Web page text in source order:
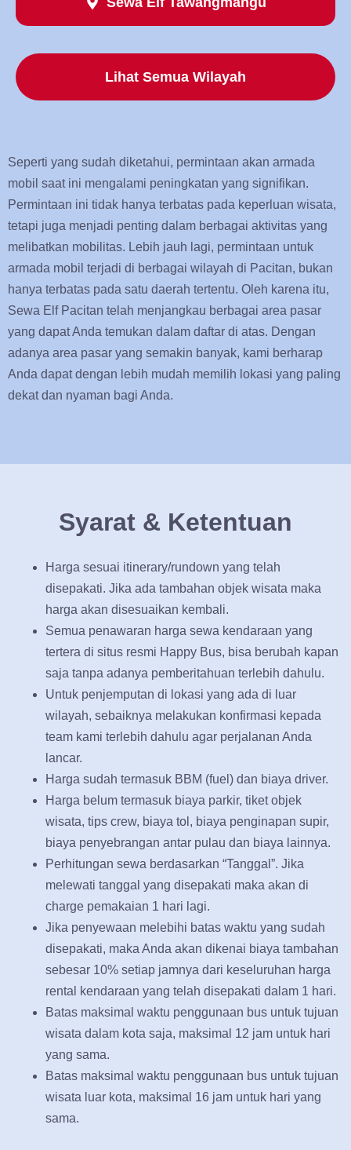
Lihat Semua Wilayah
Seperti yang sudah diketahui, permintaan akan armada
mobil saat ini mengalami peningkatan yang signifikan.
Permintaan ini tidak hanya terbatas pada keperluan wisata,
tetapi juga menjadi penting dalam berbagai aktivitas yang
melibatkan mobilitas. Lebih jauh lagi, permintaan untuk
armada mobil terjadi di berbagai wilayah di Pacitan, bukan
hanya terbatas pada satu daerah tertentu. Oleh karena itu,
Sewa Elf Pacitan telah menjangkau berbagai area pasar
yang dapat Anda temukan dalam daftar di atas. Dengan
adanya area pasar yang semakin banyak, kami berharap
Anda dapat dengan lebih mudah memilih lokasi yang paling
dekat dan nyaman bagi Anda.
Syarat & Ketentuan
Harga sesuai itinerary/rundown yang telah
disepakati. Jika ada tambahan objek wisata maka
harga akan disesuaikan kembali.
Semua penawaran harga sewa kendaraan yang
tertera di situs resmi Happy Bus, bisa berubah kapan
saja tanpa adanya pemberitahuan terlebih dahulu.
Untuk penjemputan di lokasi yang ada di luar
wilayah, sebaiknya melakukan konfirmasi kepada
team kami terlebih dahulu agar perjalanan Anda
lancar.
Harga sudah termasuk BBM (fuel) dan biaya driver.
Harga belum termasuk biaya parkir, tiket objek
wisata, tips crew, biaya tol, biaya penginapan supir,
biaya penyebrangan antar pulau dan biaya lainnya.
Perhitungan sewa berdasarkan “Tanggal”. Jika
melewati tanggal yang disepakati maka akan di
charge pemakaian 1 hari lagi.
Jika penyewaan melebihi batas waktu yang sudah
disepakati, maka Anda akan dikenai biaya tambahan
sebesar 10% setiap jamnya dari keseluruhan harga
rental kendaraan yang telah disepakati dalam 1 hari.
Batas maksimal waktu penggunaan bus untuk tujuan
wisata dalam kota saja, maksimal 12 jam untuk hari
yang sama.
Batas maksimal waktu penggunaan bus untuk tujuan
wisata luar kota, maksimal 16 jam untuk hari yang
sama.